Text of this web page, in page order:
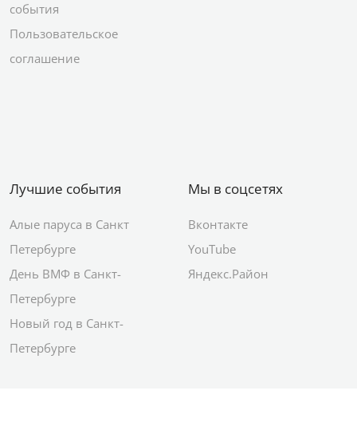
события
Пользовательское
соглашение
Лучшие события
Алые паруса в Санкт
Петербурге
День ВМФ в Санкт-
Петербурге
Новый год в Санкт-
Петербурге
Мы в соцсетях
Вконтакте
YouTube
Яндекс.Район